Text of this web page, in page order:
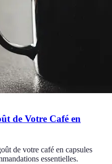
de Votre Café en
de votre café en capsules
essentielles.